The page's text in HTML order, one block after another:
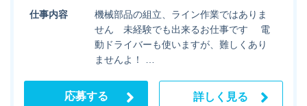
仕事内容
機械部品の組立、ライン作業ではありま
せん 未経験でも出来るお仕事です 電
動ドライバーも使いますが、難しくあり
ませんよ！ …
応募する 詳しく見る